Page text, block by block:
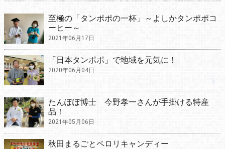
至極の「タンポポの一杯」～よしかタンポポコ
ーヒー～
2021年06月17日
「日本タンポポ」で地域を元気に！
2020年06月04日
たんぽぽ博士 今野孝一さんが手掛ける特産
品！
2021年05月06日
秋田まるごとペロリキャンディー